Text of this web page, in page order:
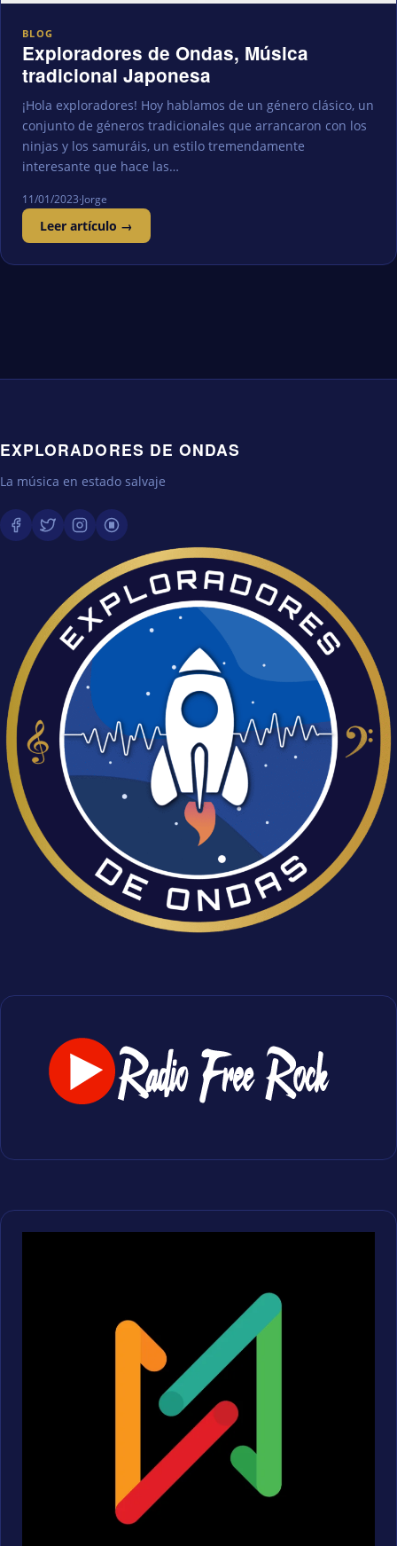
BLOG
Exploradores de Ondas, Música
tradicional Japonesa
¡Hola exploradores! Hoy hablamos de un género clásico, un
conjunto de géneros tradicionales que arrancaron con los
ninjas y los samuráis, un estilo tremendamente
interesante que hace las…
11/01/2023·Jorge
Leer artículo →
EXPLORADORES DE ONDAS
La música en estado salvaje